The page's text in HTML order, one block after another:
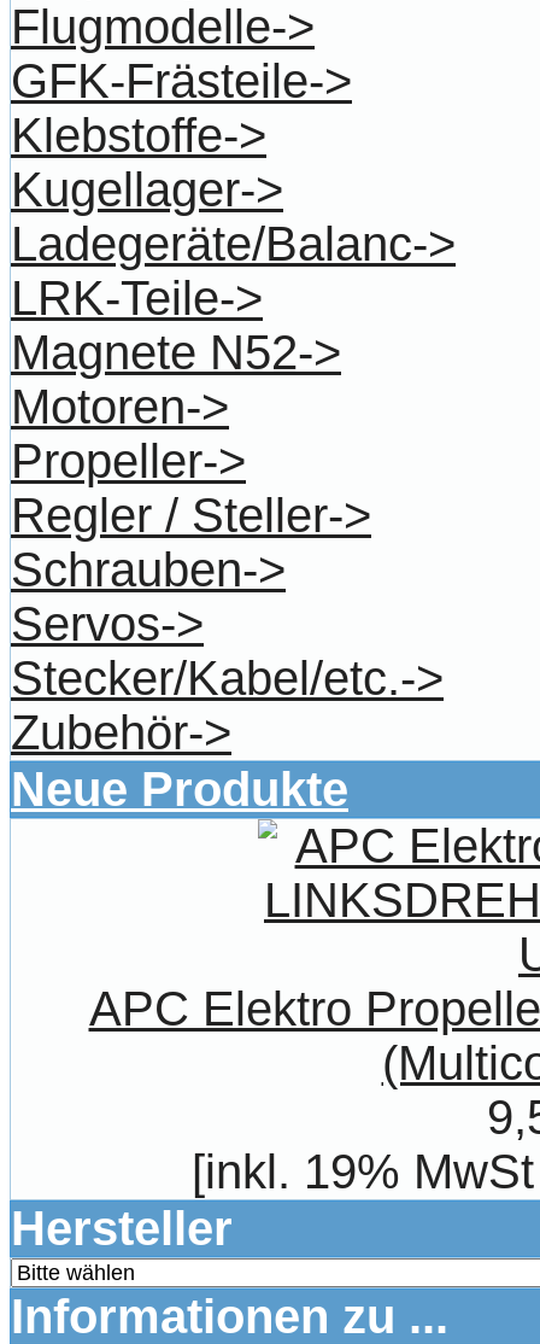
Flugmodelle->
GFK-Frästeile->
Klebstoffe->
Kugellager->
Ladegeräte/Balanc->
LRK-Teile->
Magnete N52->
Motoren->
Propeller->
Regler / Steller->
Schrauben->
Servos->
Stecker/Kabel/etc.->
Zubehör->
Neue Produkte
APC Elektro
[inkl. 19%
Hersteller
Informationen zu ...